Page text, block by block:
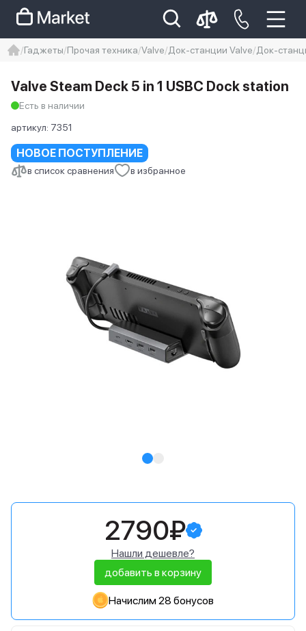
Iphone 14 pro max
айфон 14
Гаджеты Прочая техника Valve Док-станции Valve Док-
НОВОЕ ПОСТУПЛЕНИЕ
в список сравнения в избранное
Valve Steam Deck 5 in 1 USBC Dock station
Есть в наличии
артикул: 7351
2790₽
Нашли дешевле?
добавить в корзину
Начислим 28 бонусов